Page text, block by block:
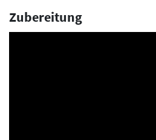
Zubereitung